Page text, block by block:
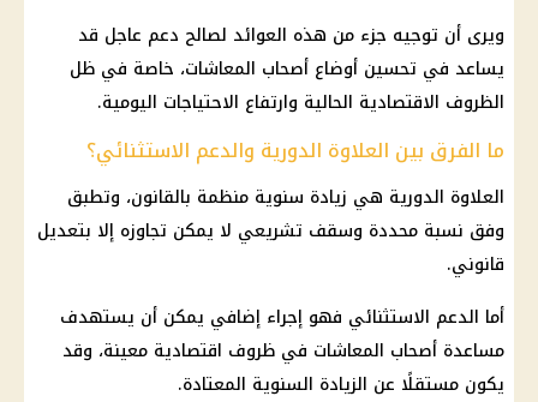
ويرى أن توجيه جزء من هذه العوائد لصالح دعم عاجل قد
يساعد في تحسين أوضاع أصحاب المعاشات، خاصة في ظل
الظروف الاقتصادية الحالية وارتفاع الاحتياجات اليومية.
ما الفرق بين العلاوة الدورية والدعم الاستثنائي؟
العلاوة الدورية هي زيادة سنوية منظمة بالقانون، وتطبق
وفق نسبة محددة وسقف تشريعي لا يمكن تجاوزه إلا بتعديل
قانوني.
أما الدعم الاستثنائي فهو إجراء إضافي يمكن أن يستهدف
مساعدة أصحاب المعاشات في ظروف اقتصادية معينة، وقد
يكون مستقلًا عن الزيادة السنوية المعتادة.